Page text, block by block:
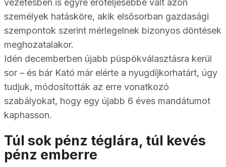
vezetésben is egyre erőteljesebbé vált azon
személyek hatásköre, akik elsősorban gazdasági
szempontok szerint mérlegelnek bizonyos döntések
meghozatalakor.
Idén decemberben újabb püspökválasztásra kerül
sor – és bár Kató már elérte a nyugdíjkorhatárt, úgy
tudjuk, módosították az erre vonatkozó
szabályokat, hogy egy újabb 6 éves mandátumot
kaphasson.
Túl sok pénz téglára, túl kevés
pénz emberre